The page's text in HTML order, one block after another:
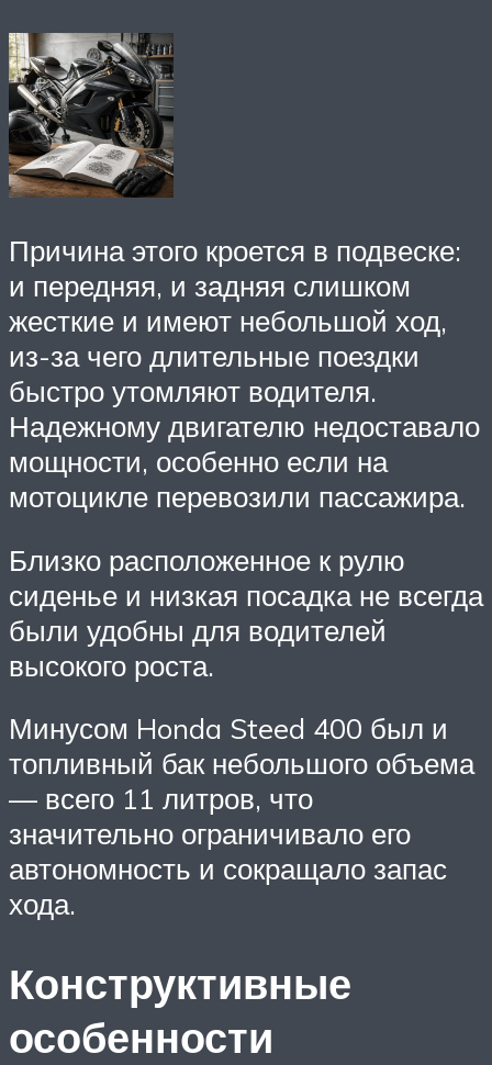
Причина этого кроется в подвеске:
и передняя, и задняя слишком
жесткие и имеют небольшой ход,
из-за чего длительные поездки
быстро утомляют водителя.
Надежному двигателю недоставало
мощности, особенно если на
мотоцикле перевозили пассажира.
Близко расположенное к рулю
сиденье и низкая посадка не всегда
были удобны для водителей
высокого роста.
Минусом Honda Steed 400 был и
топливный бак небольшого объема
— всего 11 литров, что
значительно ограничивало его
автономность и сокращало запас
хода.
Конструктивные
особенности